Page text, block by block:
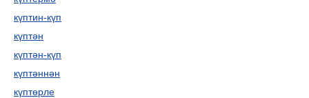
күптин-күп
күптән
күптән-күп
күптәннән
күптөрле